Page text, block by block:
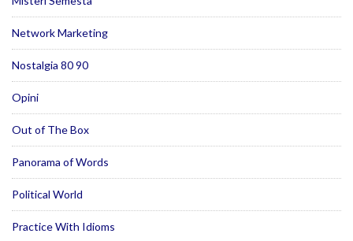
Network Marketing
Nostalgia 80 90
Opini
Out of The Box
Panorama of Words
Political World
Practice With Idioms